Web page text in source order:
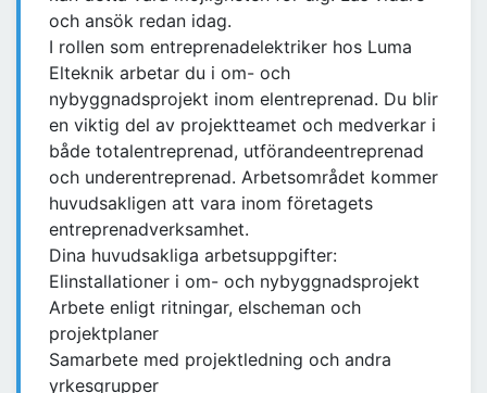
och ansök redan idag.
I rollen som entreprenadelektriker hos Luma
Elteknik arbetar du i om- och
nybyggnadsprojekt inom elentreprenad. Du blir
en viktig del av projektteamet och medverkar i
både totalentreprenad, utförandeentreprenad
och underentreprenad. Arbetsområdet kommer
huvudsakligen att vara inom företagets
entreprenadverksamhet.
Dina huvudsakliga arbetsuppgifter:
Elinstallationer i om- och nybyggnadsprojekt
Arbete enligt ritningar, elscheman och
projektplaner
Samarbete med projektledning och andra
yrkesgrupper